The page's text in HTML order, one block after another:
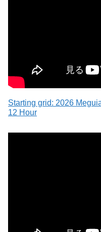
Starting grid: 2026
12 Hour